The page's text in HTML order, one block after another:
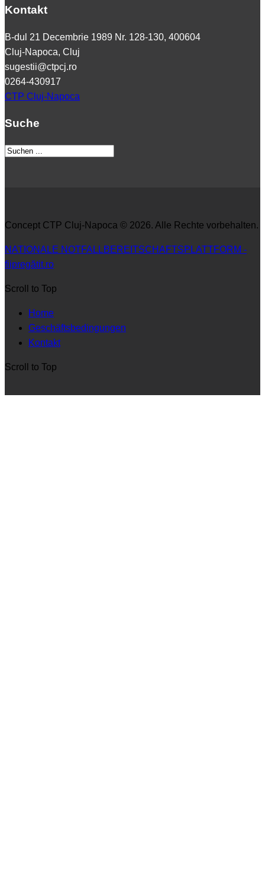
Kontakt
B-dul 21 Decembrie 1989 Nr. 128-130, 400604
Cluj-Napoca, Cluj
sugestii@ctpcj.ro
0264-430917
CTP Cluj-Napoca
Suche
Concept CTP Cluj-Napoca © 2026. Alle Rechte vorbehalten.
NATIONALE NOTFALLBEREITSCHAFTSPLATTFORM -
fiipregătit.ro
Scroll to Top
Home
Geschäftsbedingungen
Kontakt
Scroll to Top